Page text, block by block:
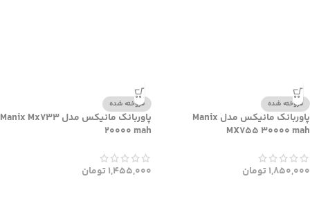
فروخته شده
پاوربانک مانیکس مدل Manix
MX755 30000 mah
1,850,000تومان
فروخته شده
پاوربانک مانیکس مدل Manix Mx733
20000 mah
1,455,000تومان